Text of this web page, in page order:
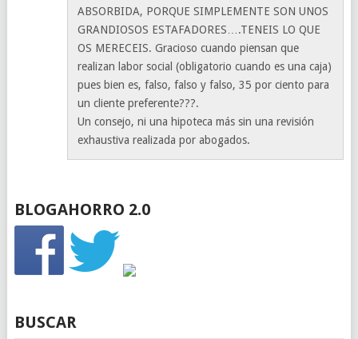
ABSORBIDA, PORQUE SIMPLEMENTE SON UNOS
GRANDIOSOS ESTAFADORES….TENEIS LO QUE
OS MERECEIS. Gracioso cuando piensan que
realizan labor social (obligatorio cuando es una caja)
pues bien es, falso, falso y falso, 35 por ciento para
un cliente preferente???.
Un consejo, ni una hipoteca más sin una revisión
exhaustiva realizada por abogados.
BLOGAHORRO 2.0
BUSCAR